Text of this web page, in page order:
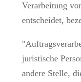
Verarbeitung
entscheidet,
juristische
andere Stelle,